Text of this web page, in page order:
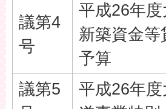
議第4
号
平成26年
新築資金
予算
議第5
平成26年